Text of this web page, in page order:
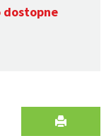
dostopne